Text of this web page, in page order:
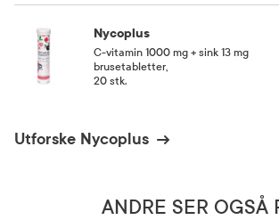
Rom (15-25 grader)
Kategori
Nycoplus
C-vitamin 1000 mg + sink 13 mg
brusetabletter
20 stk.
Utforske Nycoplus
ANDRE SER OGSÅ